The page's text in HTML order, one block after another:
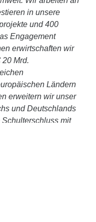
in unsere
und 400
Engagement
erwirtschaften wir
Mrd.
Ländern
erweitern wir unser
und Deutschlands
mit